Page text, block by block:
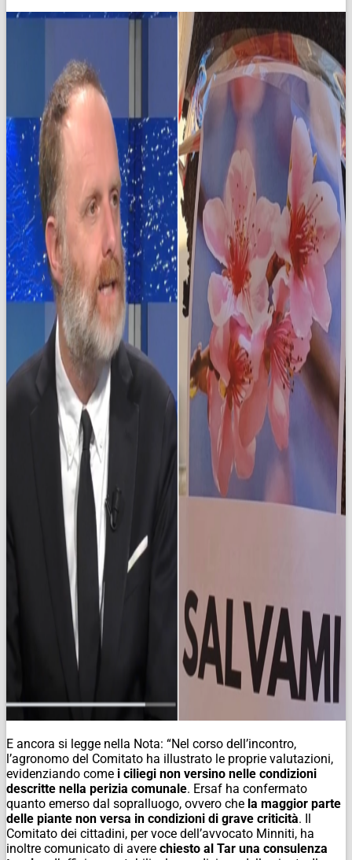
E ancora si legge nella Nota: “Nel corso dell’incontro,
l’agronomo del Comitato ha illustrato le proprie valutazioni,
evidenziando come i ciliegi non versino nelle condizioni
descritte nella perizia comunale. Ersaf ha confermato
quanto emerso dal sopralluogo, ovvero che la maggior parte
delle piante non versa in condizioni di grave criticità. Il
Comitato dei cittadini, per voce dell’avvocato Minniti, ha
inoltre comunicato di avere chiesto al Tar una consulenza